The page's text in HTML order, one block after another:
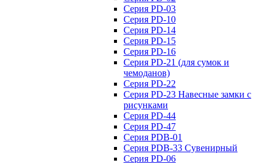
Серия PD-03
Серия PD-10
Серия PD-14
Серия PD-15
Серия PD-16
Серия PD-21 (для сумок и
чемоданов)
Серия PD-22
Серия PD-23 Навесные замки с
рисунками
Серия PD-44
Серия PD-47
Серия PDB-01
Серия PDB-33 Сувенирный
Серия PD-06